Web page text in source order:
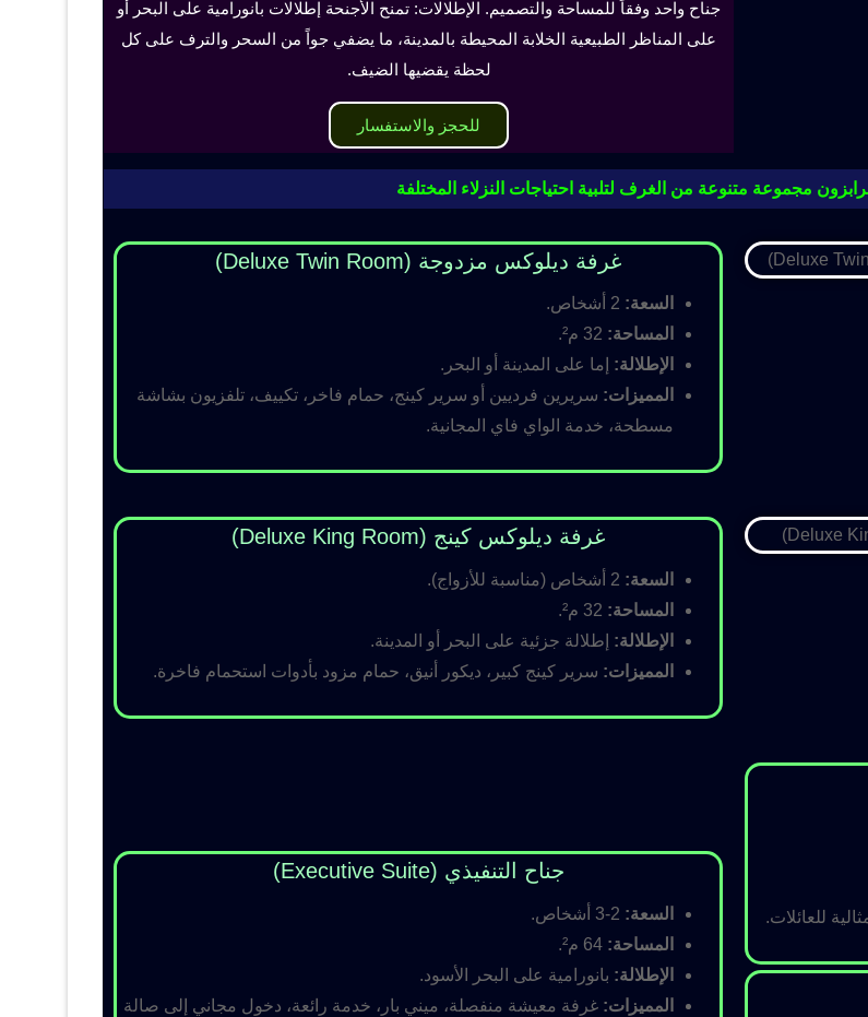
جناح واحد وفقاً للمساحة والتصميم. الإطلالات: تمنح الأجنحة إطلالات بانورامية على البحر أو
على المناظر الطبيعية الخلابة المحيطة بالمدينة، ما يضفي جواً من السحر والترف على كل
لحظة يقضيها الضيف.
للحجز والاستفسار
مجموعة متنوعة من الغرف لتلبية احتياجات النزلاء المختلفة
غرفة ديلوكس مزدوجة (Deluxe Twin Room)
السعة:
المساحة:
الإطلالة: إما على المدينة أو البحر.
المميزات: سريرين فرديين أو سرير كينج، حمام فاخر، تكييف، تلفزيون بشاشة
مسطحة، خدمة الواي فاي المجانية.
غرفة ديلوكس كينج (Deluxe King Room)
السعة:
المساحة:
الإطلالة: إطلالة جزئية على البحر أو المدينة.
المميزات: سرير كينج كبير، ديكور أنيق، حمام مزود بأدوات استحمام فاخرة.
للعائلات.
جناح التنفيذي (Executive Suite)
السعة:
المساحة:
الإطلالة: بانورامية على البحر الأسود.
المميزات: غرفة معيشة منفصلة، ميني بار، خدمة رائعة، دخول مجاني إلى صالة